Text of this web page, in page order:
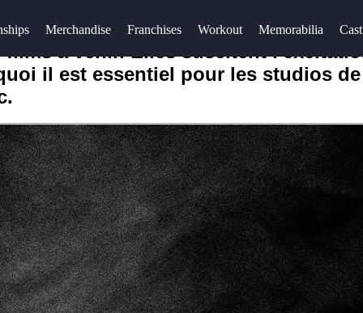
Merchandise Franchises Workout Memorabilia
à venir. Elles suscitent
il est essentiel pour les studios de